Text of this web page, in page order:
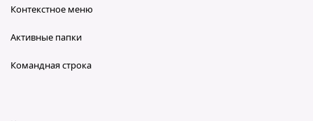
Контекстное меню
Активные папки
Командная строка